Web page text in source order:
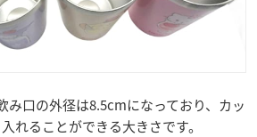
み口の外径は8.5cmになっており、カッ
れることができる大きさです。